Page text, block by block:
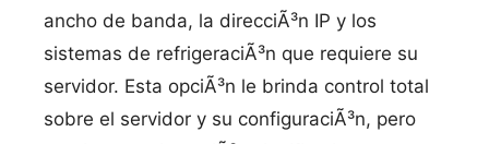
ancho de banda, la direcciÃ³n IP y los
sistemas de refrigeraciÃ³n que requiere su
servidor. Esta opciÃ³n le brinda control total
sobre el servidor y su configuraciÃ³n, pero